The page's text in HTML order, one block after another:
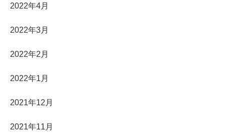
2022年4月
2022年3月
2022年2月
2022年1月
2021年12月
2021年11月